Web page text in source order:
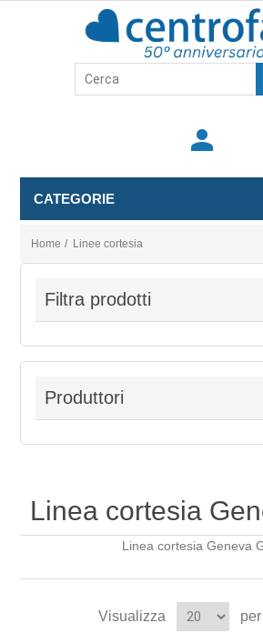
person
CATEGORIE
Home / Linee cortesia
Filtra prodotti
Produttori
Linea cortesia
Linea cortesia Geneva
Visualizza